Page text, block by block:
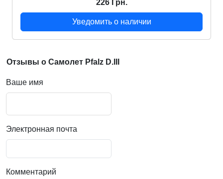
226 Грн.
Уведомить о наличии
Отзывы о Самолет Pfalz D.III
Ваше имя
Электронная почта
Комментарий